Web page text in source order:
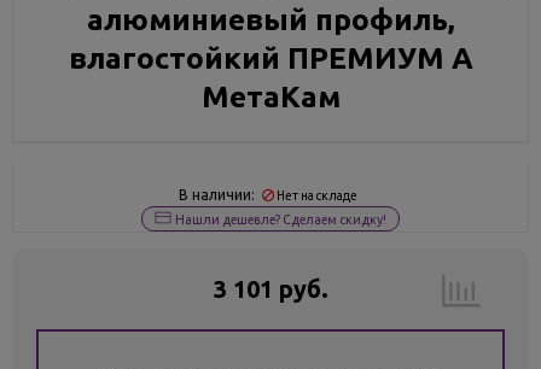
алюминиевый профиль,
влагостойкий ПРЕМИУМ А
МетаКам
В наличии: Нет на складе
Нашли дешевле? Сделаем скидку!
3 101 руб.